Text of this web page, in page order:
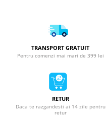
TRANSPORT GRATUIT
Pentru comenzi mai mari de 399 lei
RETUR
Daca te razgandesti ai 14 zile pentru
retur